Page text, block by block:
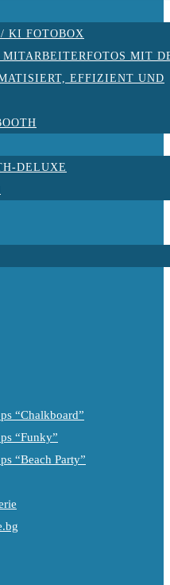
KI FOTOBOX
MITARBEITERFOTOS MIT
EFFIZIENT UND
DELUXE
“Chalkboard”
“Funky”
“Beach Party”